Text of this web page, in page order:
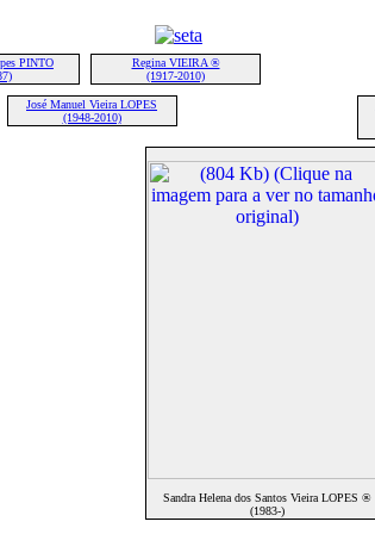
PINTO
Regina VIEIRA ®
(1917-2010)
José Manuel Vieira LOPES
(1948-2010)
Sandra Helena dos Santos Vieira LOPES ®
(1983-)